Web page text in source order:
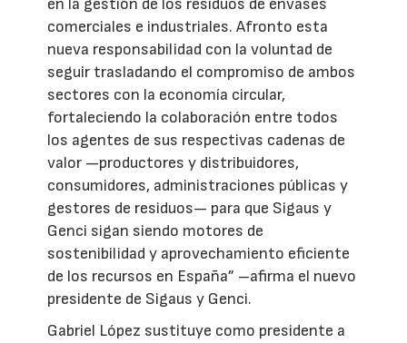
en la gestión de los residuos de envases
comerciales e industriales. Afronto esta
nueva responsabilidad con la voluntad de
seguir trasladando el compromiso de ambos
sectores con la economía circular,
fortaleciendo la colaboración entre todos
los agentes de sus respectivas cadenas de
valor —productores y distribuidores,
consumidores, administraciones públicas y
gestores de residuos— para que Sigaus y
Genci sigan siendo motores de
sostenibilidad y aprovechamiento eficiente
de los recursos en España” –afirma el nuevo
presidente de Sigaus y Genci.
Gabriel López sustituye como presidente a